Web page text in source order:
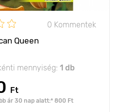
0 Kommentek
Queen
mennyiség: 1 db
Ft
ár 30 nap alatt:* 800 Ft